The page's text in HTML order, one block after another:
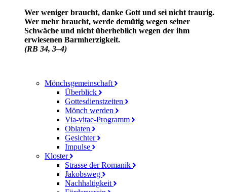
Wer weniger braucht, danke Gott und sei nicht traurig.
Wer mehr braucht, werde demütig wegen seiner
Schwäche und nicht über­heblich wegen der ihm
erwiesenen Barm­herzig­keit.
(RB 34, 3–4)
Mönchsgemeinschaft
Überblick
Gottesdienstzeiten
Mönch werden
Via-vitae-Programm
Oblaten
Gesichter
Impulse
Kloster
Strasse der Romanik
Jakobsweg
Nachhaltigkeit